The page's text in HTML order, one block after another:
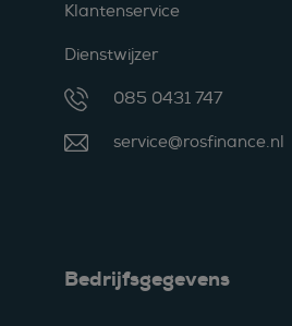
Klantenservice
Dienstwijzer
085 0431 747
service@rosfinance.nl
Bedrijfsgegevens